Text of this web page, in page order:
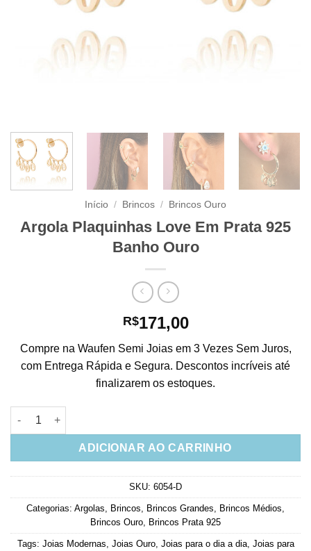
Início / Brincos / Brincos Ouro
Argola Plaquinhas Love Em Prata 925
Banho Ouro
R$171,00
Compre na Waufen Semi Joias em 3 Vezes Sem Juros,
com Entrega Rápida e Segura. Descontos incríveis até
finalizarem os estoques.
Argola Plaquinhas Love Em Prata 925 Banho Ouro quantidade
ADICIONAR AO CARRINHO
SKU: 6054-D
Categorias: Argolas Brincos Brincos Grandes Brincos Médios
Brincos Ouro Brincos Prata 925
Tags: Joias Modernas Joias Ouro, Joias para o dia a dia, Joias para